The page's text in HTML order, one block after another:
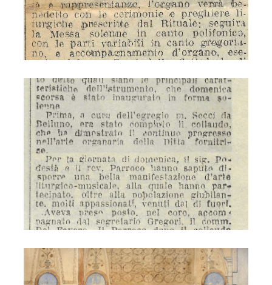
S. Lucia - organo
S. Lucia - decorazione